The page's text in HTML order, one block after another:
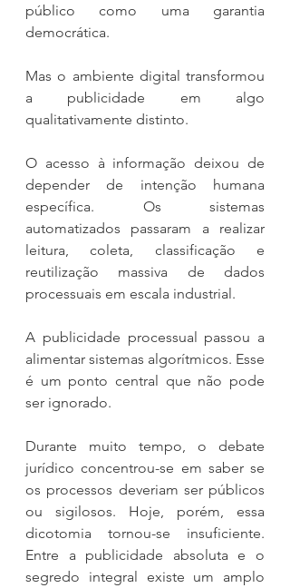
público como uma garantia
democrática.
Mas o ambiente digital transformou
a publicidade em algo
qualitativamente distinto.
O acesso à informação deixou de
depender de intenção humana
específica. Os sistemas
automatizados passaram a realizar
leitura, coleta, classificação e
reutilização massiva de dados
processuais em escala industrial.
A publicidade processual passou a
alimentar sistemas algorítmicos. Esse
é um ponto central que não pode
ser ignorado.
Durante muito tempo, o debate
jurídico concentrou-se em saber se
os processos deveriam ser públicos
ou sigilosos. Hoje, porém, essa
dicotomia tornou-se insuficiente.
Entre a publicidade absoluta e o
segredo integral existe um amplo